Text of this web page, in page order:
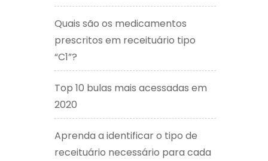
Quais são os medicamentos
prescritos em receituário tipo
“C1”?
Top 10 bulas mais acessadas em
2020
Aprenda a identificar o tipo de
receituário necessário para cada